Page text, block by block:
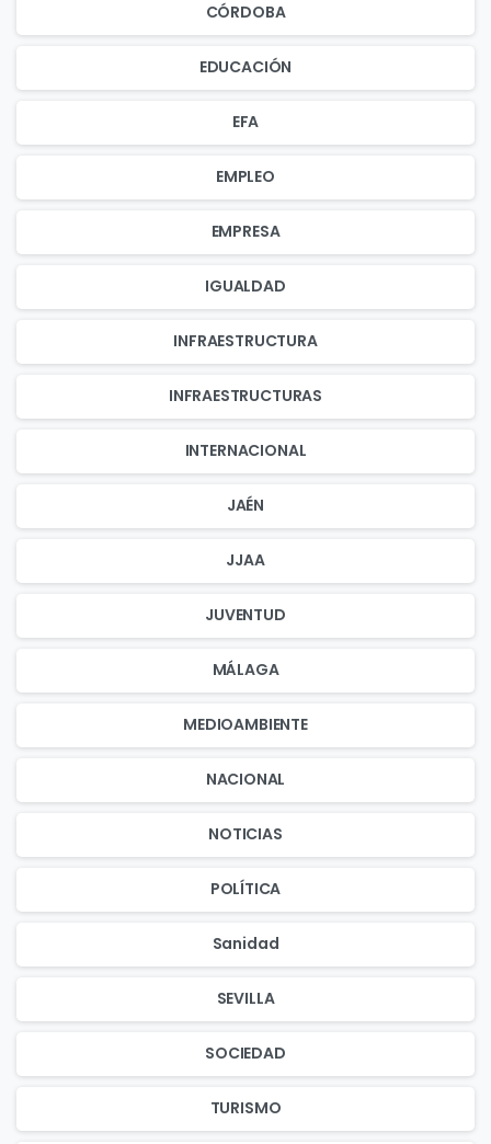
CÓRDOBA
EDUCACIÓN
EFA
EMPLEO
EMPRESA
IGUALDAD
INFRAESTRUCTURA
INFRAESTRUCTURAS
INTERNACIONAL
JAÉN
JJAA
JUVENTUD
MÁLAGA
MEDIOAMBIENTE
NACIONAL
NOTICIAS
POLÍTICA
Sanidad
SEVILLA
SOCIEDAD
TURISMO